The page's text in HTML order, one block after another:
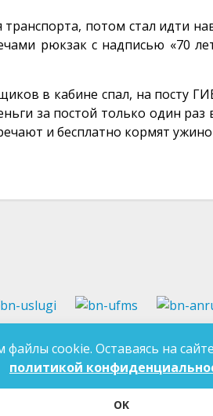
потом стал идти
рюкзак с надписью «70
в кабине спал, на посту
за постой только один раз
и бесплатно кормят
an-tatarstan@yandex.ru
mk.ddn@tatar.ru
cookie. Оставаясь на
политикой
OK